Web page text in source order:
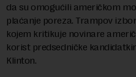
da su omogućili američkom
plaćanje poreza. Trampov
kojem kritikuje novinare
korist predsedničke
Klinton.